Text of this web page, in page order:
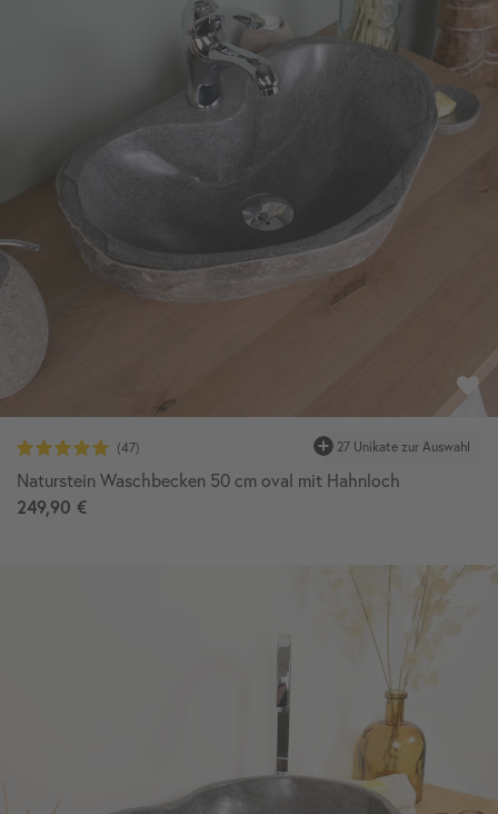
27 Unikate zur Auswahl
Naturstein Waschbecken 50 cm oval mit Hahnloch
249,90 €